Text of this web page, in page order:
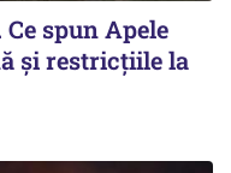
spun Apele
și restricțiile la